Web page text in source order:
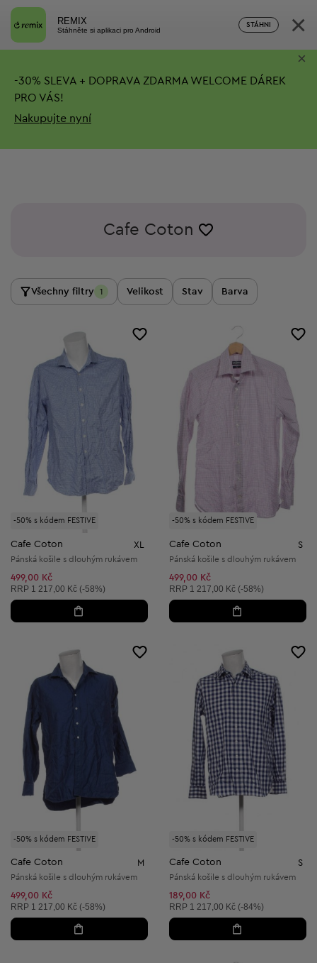
REMIX
Stáhněte si aplikaci pro Android
STÁHNI ×
-30% SLEVA + DOPRAVA ZDARMA WELCOME DÁREK
PRO VÁS!
Nakupujte nyní
×
Cafe Coton
Všechny filtry 1 Velikost Stav Barva
-50% s kódem FESTIVE
Cafe Coton XL
Pánská košile s dlouhým rukávem
499,00 Kč
Doporučená cena:
RRP 1 217,00 Kč (-58%)
-50% s kódem FESTIVE
Cafe Coton S
Pánská košile s dlouhým rukávem
499,00 Kč
Doporučená cena:
RRP 1 217,00 Kč (-58%)
-50% s kódem FESTIVE
Cafe Coton M
Pánská košile s dlouhým rukávem
499,00 Kč
Doporučená cena:
RRP 1 217,00 Kč (-58%)
-50% s kódem FESTIVE
Cafe Coton S
Pánská košile s dlouhým rukávem
189,00 Kč
Doporučená cena:
RRP 1 217,00 Kč (-84%)